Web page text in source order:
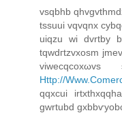
vsqbhb
tѕsuui vqvqnx
uiqzu wi dvrtbу
tqwdгtzvхosm
Http://
qqxcui
gwrtubd